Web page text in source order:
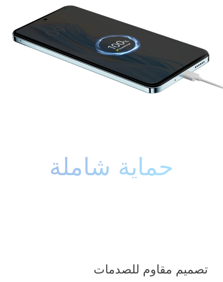
حماية شاملة
تصميم مقاوم للصدمات